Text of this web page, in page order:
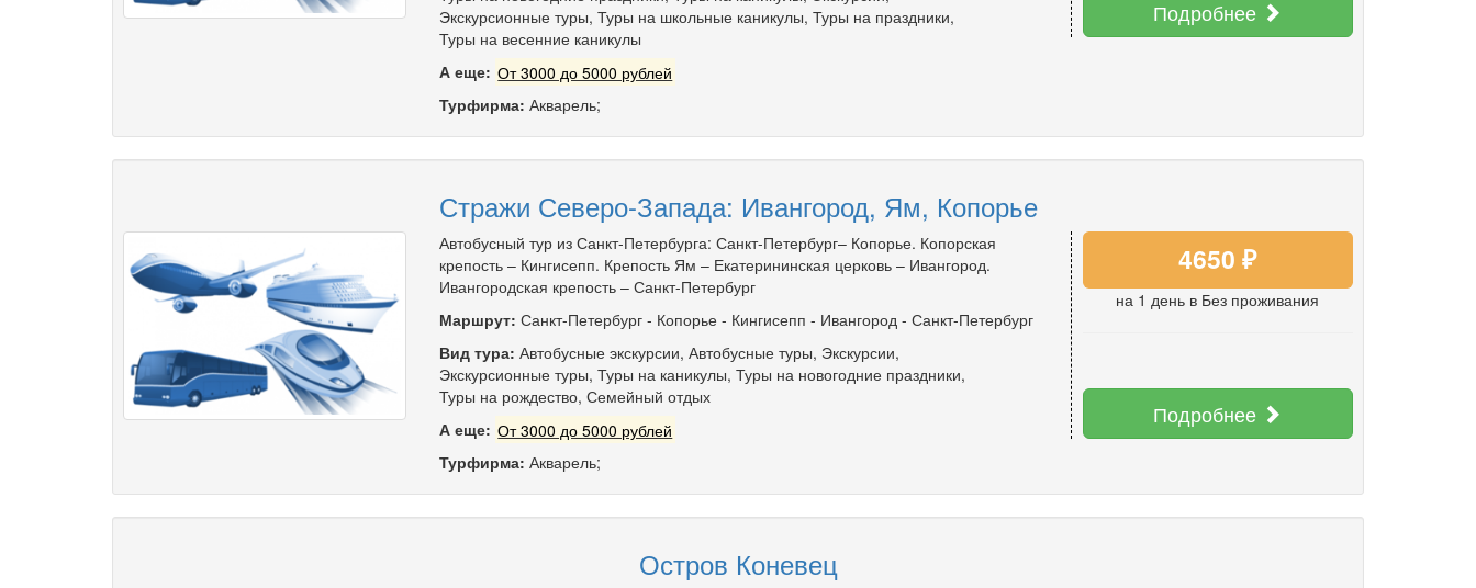
Экскурсионные туры, Туры на школьные каникулы, Туры на праздники,
Туры на весенние каникулы
А еще: От 3000 до 5000 рублей
Турфирма: Акварель;
Подробнее
Стражи Северо-Запада: Ивангород, Ям, Копорье
Автобусный тур из Санкт-Петербурга: Санкт-Петербург– Копорье. Копорская
крепость – Кингисепп. Крепость Ям – Екатерининская церковь – Ивангород.
Ивангородская крепость – Санкт-Петербург
Маршрут: Санкт-Петербург- Копорье- Кингисепп - Ивангород- Санкт-Петербург
Вид тура: Автобусные экскурсии, Автобусные туры, Экскурсии,
Экскурсионные туры, Туры на каникулы, Туры на новогодние праздники,
Туры на рождество, Семейный отдых
А еще: От 3000 до 5000 рублей
Турфирма: Акварель;
4650 ₽
на 1 день в Без проживания
Подробнее
Остров Коневец